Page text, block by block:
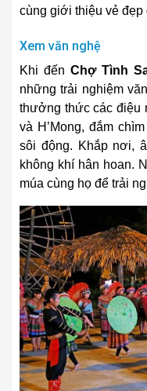
cùng giới thiệu vẻ
Xem văn nghệ
Khi đếnChợ Tình
những trải nghiệm
thưởng thức các điệu
và H’Mong, đắm
sôi động. Khắp nơi,
không khí hân hoan.
múa cùng họ để trải